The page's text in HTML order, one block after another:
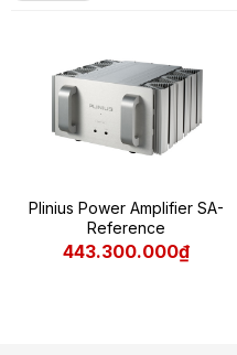
Plinius Power Amplifier SA-
Reference
443.300.000₫